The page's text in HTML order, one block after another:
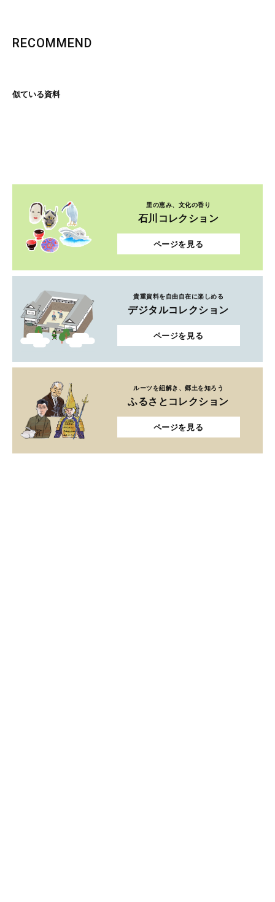
RECOMMEND
似ている資料
里の恵み、文化の香り
石川コレクション
ページを見る
貴重資料を自由自在に楽しめる
デジタルコレクション
ページを見る
ルーツを紐解き、郷土を知ろう
ふるさとコレクション
ページを見る